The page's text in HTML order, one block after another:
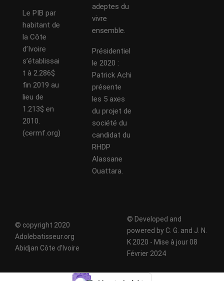
Le PIB par
habitant de
la Côte
d’Ivoire
s’établissai
t à 2.286$
fin 2019 au
lieu de
1.213$ en
2010.
(cermf.org)
adeptes du
vivre
ensemble.
Présidentiel
le 2020 :
Patrick Achi
présente
les 5 axes
du projet de
société du
candidat du
RHDP
Alassane
Ouattara.
© copyright 2020
Adolebatisseur.org
Abidjan Côte d'Ivoire
© Developed and
powered by C. G. and J. N.
K 2020 - Mise à jour 08
Février 2024